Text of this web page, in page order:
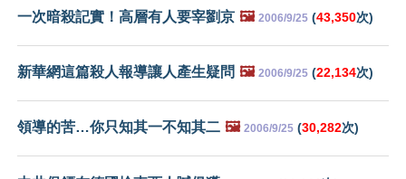
一次暗殺記實！高層有人要宰劉京 🖼️ 2006/9/25 (43,350次)
新華網這篇殺人報導讓人產生疑問 🖼️ 2006/9/25 (22,134次)
領導的苦…你只知其一不知其二 🖼️ 2006/9/25 (30,282次)